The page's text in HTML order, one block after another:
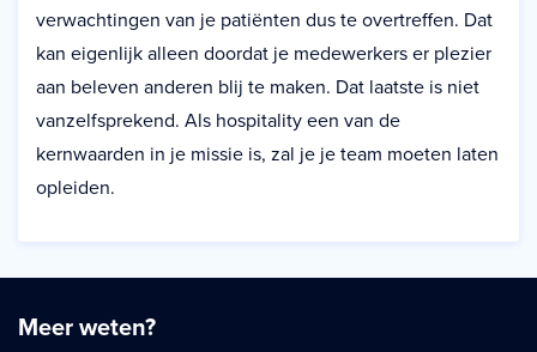
verwachtingen van je patiënten dus te overtreffen. Dat
kan eigenlijk alleen doordat je medewerkers er plezier
aan beleven anderen blij te maken. Dat laatste is niet
vanzelfsprekend. Als hospitality een van de
kernwaarden in je missie is, zal je je team moeten laten
opleiden.
Meer weten?